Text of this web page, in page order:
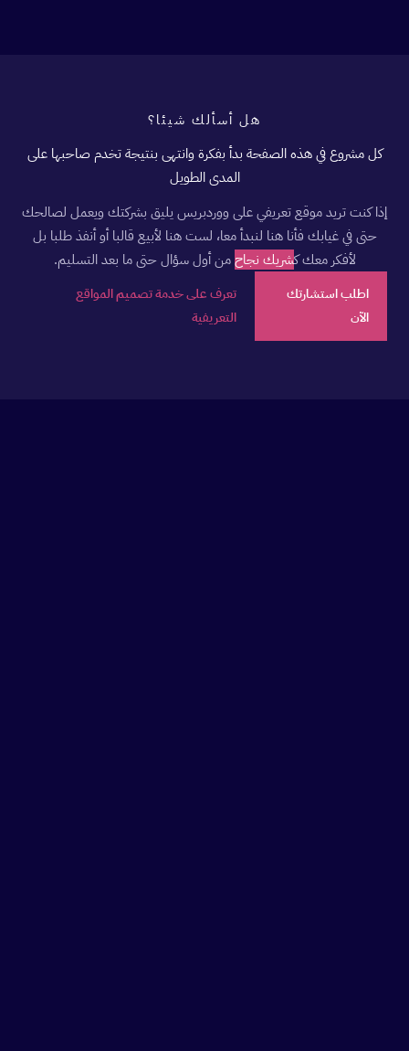
هل أسألك شيئا؟
كل مشروع في هذه الصفحة بدأ بفكرة وانتهى بنتيجة تخدم صاحبها على
المدى الطويل
إذا كنت تريد موقع تعريفي على ووردبريس يليق بشركتك ويعمل لصالحك
حتى في غيابك فأنا هنا لنبدأ معا، لست هنا لأبيع قالبا أو أنفذ طلبا بل
لأفكر معك كشريك نجاحمن أول سؤال حتى ما بعد التسليم.
اطلب استشارتك
الآن
تعرف على خدمة تصميم المواقع
التعريفية